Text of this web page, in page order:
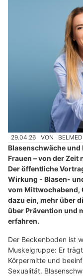
29.04.26 VON
Blasenschwäche
Frauen – von der Zeit
Der öffentliche
Wirkung - Blasen-
vom Mittwochabend,
dazu ein, mehr über
über Prävention und
erfahren.
Der Beckenboden ist
Muskelgruppe: Er
Körpermitte und
Sexualität.